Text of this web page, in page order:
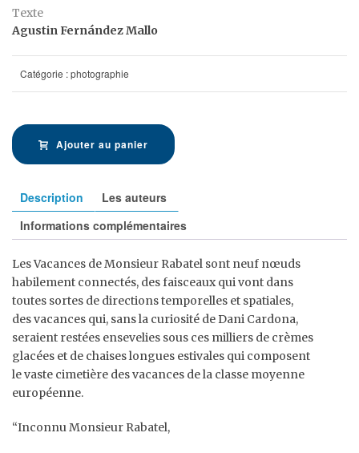
Texte
Agustin Fernández Mallo
Catégorie :photographie
Ajouter au panier
Description
Les auteurs
Informations complémentaires
Les Vacances de Monsieur Rabatel sont neuf nœuds
habilement connectés, des faisceaux qui vont dans
toutes sortes de directions temporelles et spatiales,
des vacances qui, sans la curiosité de Dani Cardona,
seraient restées ensevelies sous ces milliers de crèmes
glacées et de chaises longues estivales qui composent
le vaste cimetière des vacances de la classe moyenne
européenne.
“Inconnu Monsieur Rabatel,